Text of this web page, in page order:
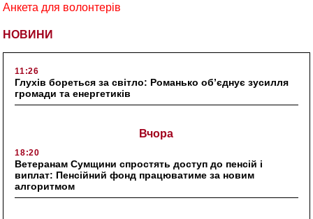
НОВИНИ
11:26
Глухів бореться за світло: Романько об’єднує зусилля
громади та енергетиків
Вчора
18:20
Ветеранам Сумщини спростять доступ до пенсій і
виплат: Пенсійний фонд працюватиме за новим
алгоритмом
Анкета для волонтерів